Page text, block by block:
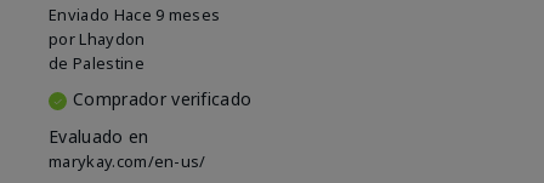
Enviado Hace 9 meses
por Lhaydon
de Palestine
Comprador verificado
Evaluado en
marykay.com/en-us/